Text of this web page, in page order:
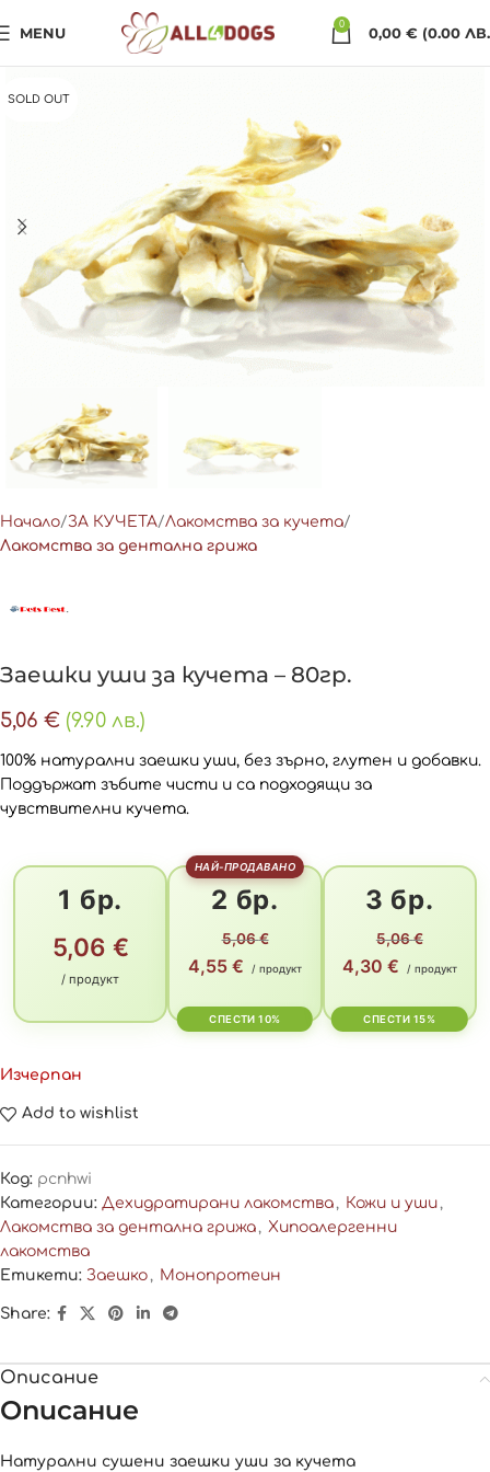
MENU 0 0,00 € (0.00
SOLD OUT
Начало ЗА КУЧЕТА Лакомства за кучета
Лакомства за дентална грижа
Заешки уши за кучета – 80гр.
5,06 € (9.90 лв.)
100% натурални заешки уши, без зърно, глутен и добавки.
Поддържат зъбите чисти и са подходящи за
чувствителни кучета.
1 бр.
5,06 €
/ продукт
НАЙ-ПРОДАВАНО
2 бр.
5,06€
4,55 € / продукт
СПЕСТИ 10%
3 бр.
5,06€
4,30 € / продукт
СПЕСТИ 15%
Изчерпан
Add to wishlist
Код: pcnhwi
Категории: Дехидратирани лакомства , Кожи и уши ,
Лакомства за дентална грижа , Хипоалергенни
лакомства
Етикети: Заешко , Монопротеин
Share:
Описание
Описание
Натурални сушени заешки уши за кучета